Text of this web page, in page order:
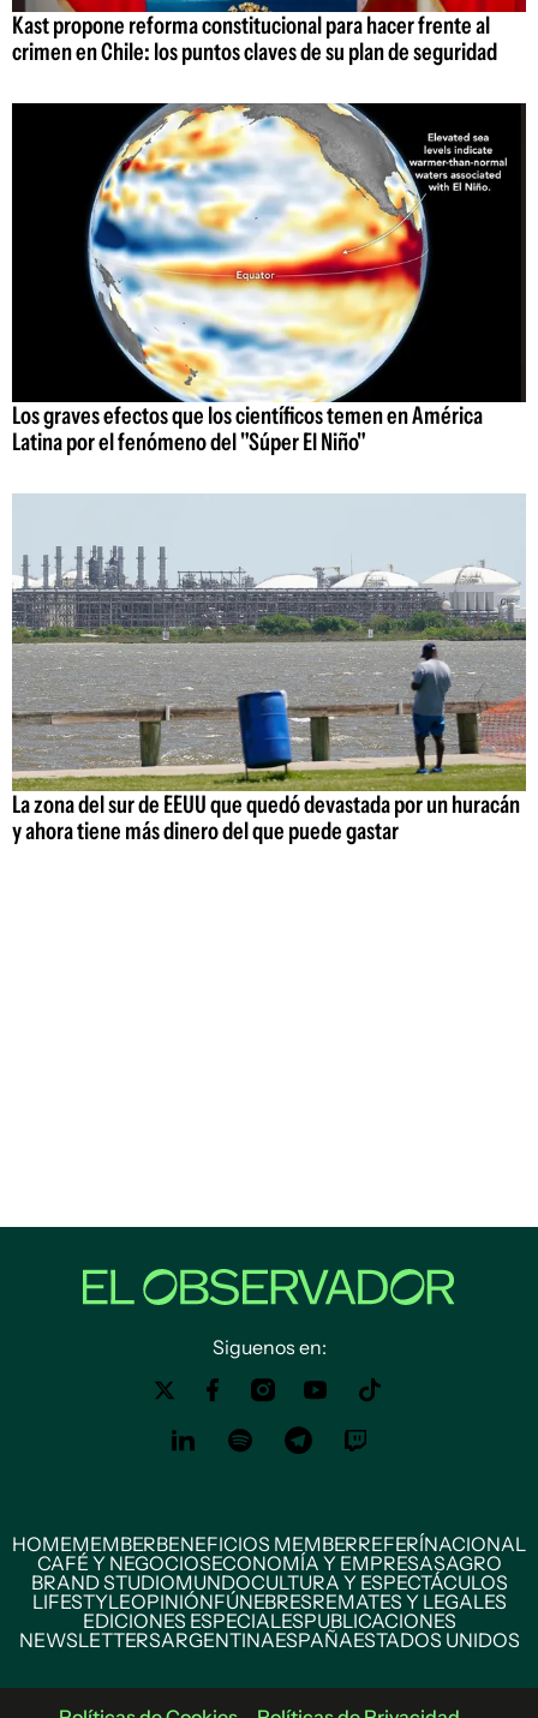
Kast propone reforma constitucional para hacer frente al
crimen en Chile: los puntos claves de su plan de seguridad
Los graves efectos que los científicos temen en América
Latina por el fenómeno del "Súper El Niño"
La zona del sur de EEUU que quedó devastada por un huracán
y ahora tiene más dinero del que puede gastar
Siguenos en:
HOMEMEMBERBENEFICIOS MEMBERREFERÍNACIONAL
CAFÉ Y NEGOCIOSECONOMÍA Y EMPRESASAGRO
BRAND STUDIOMUNDOCULTURA Y ESPECTÁCULOS
LIFESTYLEOPINIÓNFÚNEBRESREMATES Y LEGALES
EDICIONES ESPECIALESPUBLICACIONES
NEWSLETTERSARGENTINAESPAÑAESTADOS UNIDOS